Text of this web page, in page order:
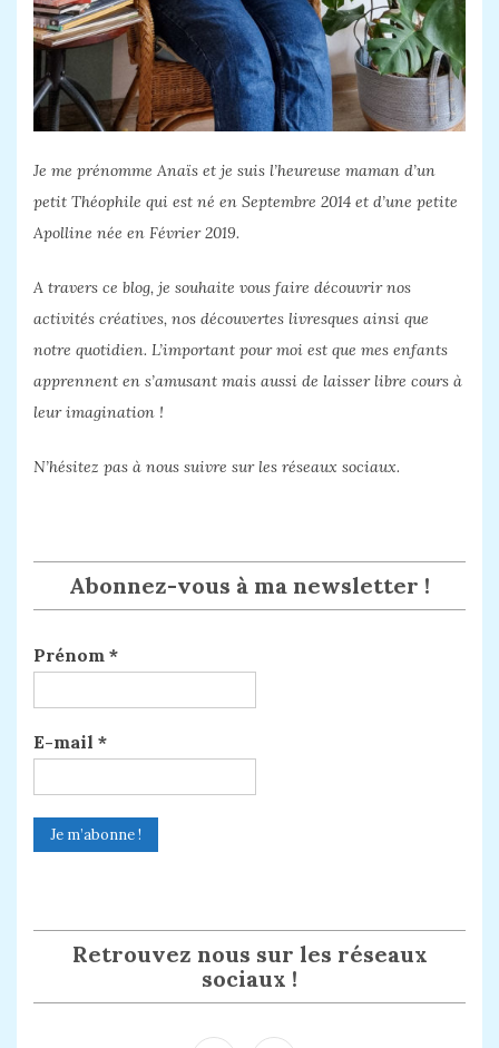
Je me prénomme Anaïs et je suis l’heureuse maman d’un
petit Théophile qui est né en Septembre 2014 et d’une petite
Apolline née en Février 2019.
A travers ce blog, je souhaite vous faire découvrir nos
activités créatives, nos découvertes livresques ainsi que
notre quotidien. L’important pour moi est que mes enfants
apprennent en s’amusant mais aussi de laisser libre cours à
leur imagination !
N’hésitez pas à nous suivre sur les réseaux sociaux.
Abonnez-vous à ma newsletter !
Prénom *
E-mail *
Retrouvez nous sur les réseaux
sociaux !